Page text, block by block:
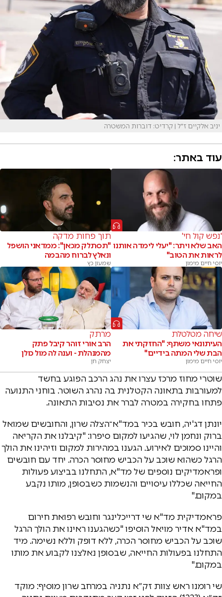
יניב אלקיים ז"ל | קרדיט: דוברות המשטרה
עוד באתר:
'נפש קול חי'
האב שלא ויתר: "יעלי לימדה אותנו
לראות את הטוב"
יוסי חיים מימון
תוך פחות מדקה
"תסתלק מכאן": ממדאני הושפל
ונאלץ לברוח מהבמה
שמעון כץ
שיחה מטלטלת
העיתונאי משתף: "החזקתי את
הבת שלי המתה בידיים"
יוסי חיים מימון
מרתק
הרב אורי זוהר קיבל פתק
מהמנהלת - וענה לה מול כולן
יצחק חן
שוטרי מחוז מרכז עצרו את נהג הרכב הפוגע בחשד
למעורבות בתאונה הקטלנית בה נהרג השוטר. בוחני התנועה
פתחו בחקירה במטרה לברר את נסיבות התאונה.
יונתן דג'יה, חובש בכיר במד"א־הצלה שרון, והחובשים שמואל
ברוק ונחמן לוי, שהגיעו למקום סיפרו: "קיבלנו את הקריאה
והיינו סמוכים לאירוע. הגענו במהירות למקום וזיהינו את הולך
הרגל כשהוא שוכב על הכביש מחוסר הכרה. יחד עם חובשים
ופראמדיקים נוספים של מד"א, התחלנו בביצוע פעולות
החייאה שכללו עיסויים והנשמות כשבסופן, מותו נקבע
במקום."
פראמדיקית מד"א שי דרייכלינגר וחובש רפואת חירום
במד"א אדיר מויאל הוסיפו "כשהגענו ראינו את הולך הרגל
שוכב על הכביש מחוסר הכרה, ללא דופק וללא נשימה. מיד
התחלנו בפעולות החייאה, שבסופן נאלצנו לקבוע את מותו
במקום."
שי רומנו ראש צוות זק״א נתניה במרחב שרון מוסיף: מוקד